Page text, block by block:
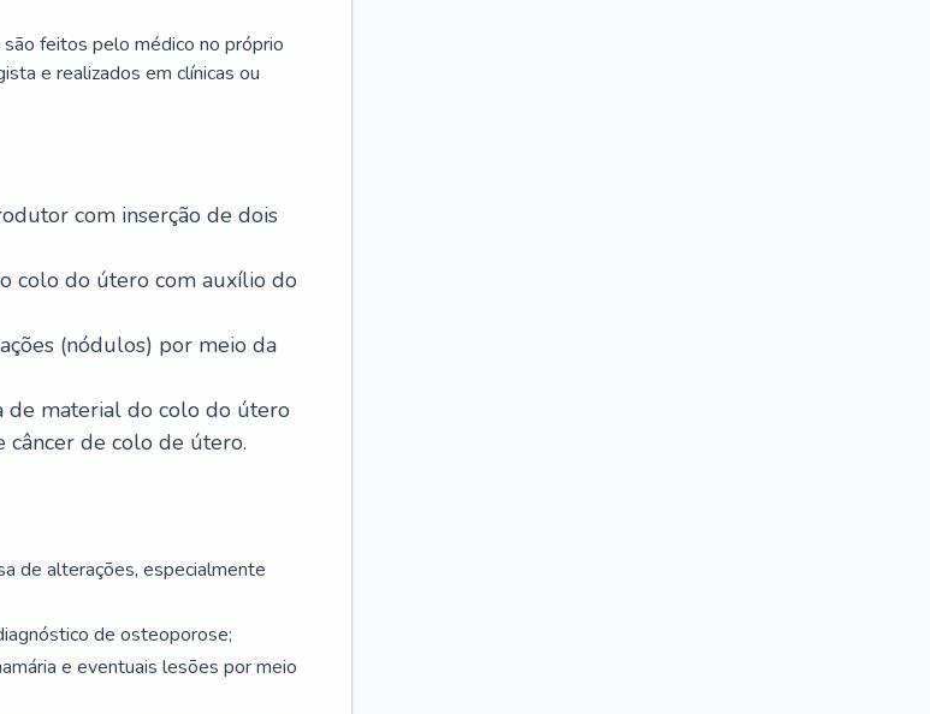
feitos pelo médico no próprio
e realizados em clínicas ou
com inserção de dois
colo do útero com auxílio do
(nódulos) por meio da
de material do colo do útero
câncer de colo de útero.
de alterações, especialmente
de osteoporose;
e eventuais lesões por meio